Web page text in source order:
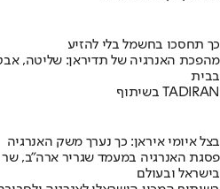
כך תחסכו בחשמל בלי להזיע
מהפכת האנרגיה של תדיראן: שליטה,
בבית
בשיתוף TADIRAN
בצל איומי איראן: כך נערך משק האנרגיה
פסגת האנרגיה במעמד שגריר ארה"ב, שר
בישראל ובעולם